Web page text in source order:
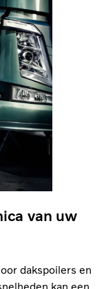
van uw
dakspoilers en